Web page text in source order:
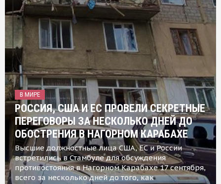
В МИРЕ
РОССИЯ, США И ЕС ПРОВЕЛИ СЕКРЕТНЫЕ
ПЕРЕГОВОРЫ ЗА НЕСКОЛЬКО ДНЕЙ ДО
ОБОСТРЕНИЯ В НАГОРНОМ КАРАБАХЕ
Высшие должностные лица США, ЕС и России
встретились в Стамбуле для обсуждения
противостояния в Нагорном Карабахе 17 сентября,
всего за несколько дней до того, как